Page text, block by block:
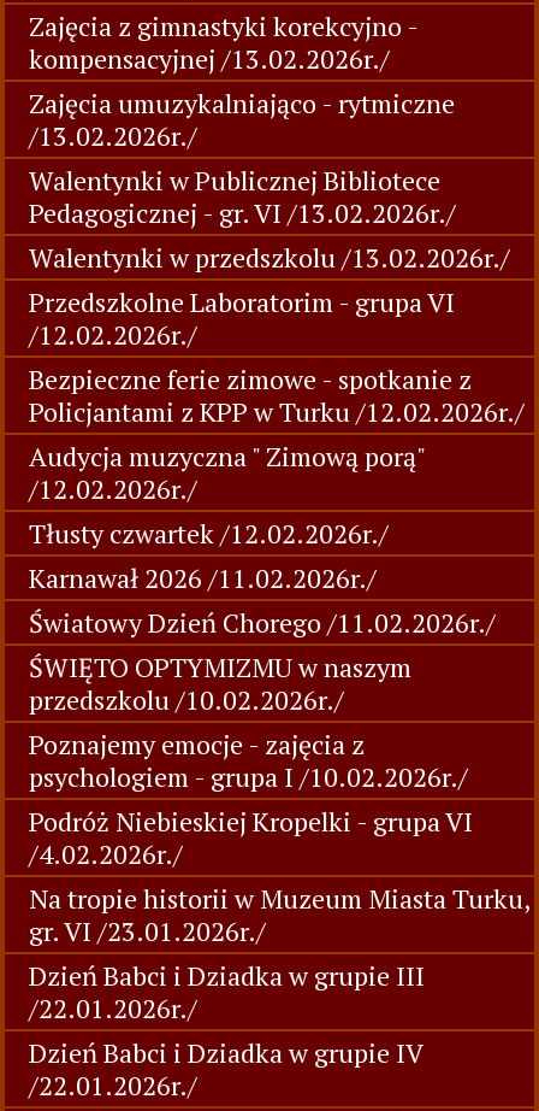
Zajęcia z gimnastyki korekcyjno -
kompensacyjnej /13.02.2026r./
Zajęcia umuzykalniająco - rytmiczne
/13.02.2026r./
Walentynki w Publicznej Bibliotece
Pedagogicznej - gr. VI /13.02.2026r./
Walentynki w przedszkolu /13.02.2026r./
Przedszkolne Laboratorim - grupa VI
/12.02.2026r./
Bezpieczne ferie zimowe - spotkanie z
Policjantami z KPP w Turku /12.02.2026r./
Audycja muzyczna " Zimową porą"
/12.02.2026r./
Tłusty czwartek /12.02.2026r./
Karnawał 2026 /11.02.2026r./
Światowy Dzień Chorego /11.02.2026r./
ŚWIĘTO OPTYMIZMU w naszym
przedszkolu /10.02.2026r./
Poznajemy emocje - zajęcia z
psychologiem - grupa I /10.02.2026r./
Podróż Niebieskiej Kropelki - grupa VI
/4.02.2026r./
Na tropie historii w Muzeum Miasta Turku,
gr. VI /23.01.2026r./
Dzień Babci i Dziadka w grupie III
/22.01.2026r./
Dzień Babci i Dziadka w grupie IV
/22.01.2026r./